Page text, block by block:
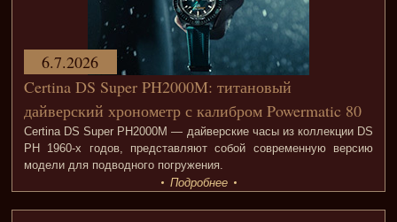
Certina DS Super PH2000M: титановый
дайверский хронометр с калибром Powermatic 80
Certina DS Super PH2000M — дайверские часы из коллекции DS
PH 1960-х годов, представляют собой современную версию
модели для подводного погружения.
6.7.2026
Подробнее